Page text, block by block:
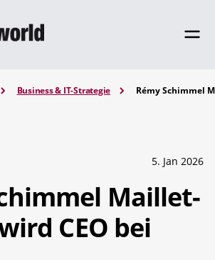
Business & IT-Strategie Rémy Schimmel
5. Jan 2026
Maillet-
CEO bei